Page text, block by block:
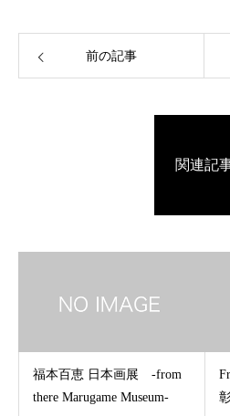
前の記事
関連記
福本百恵 日本画展 -from
there Marugame Museum-